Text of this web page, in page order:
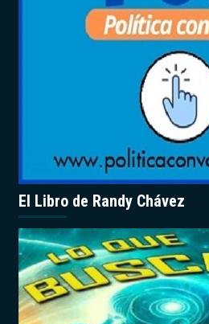
El Libro de Randy Chávez